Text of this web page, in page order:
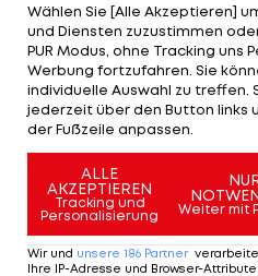
Zudem ergänzt er:
knappe Niederlagen, ist
ist er auch nicht
zurückkommen kann –
vergangenen Jahren
Um sein Selbstvertrauen
verzichtet Ofner auf ein
Qualifikation von Indian
Wählen Sie [Alle Akzeptieren]
und Diensten zuzustimmen
PUR Modus, ohne Tracking uns
Werbung fortzufahren. Sie
individuelle Auswahl zu treffen.
jederzeit über den Button links
der Fußzeile anpassen.
ALLE
AKZEPTIEREN
Tracking und
Personalisierung
Weiter mit
Wir und unsere 186 Partner
Ihre IP-Adresse und Browser-